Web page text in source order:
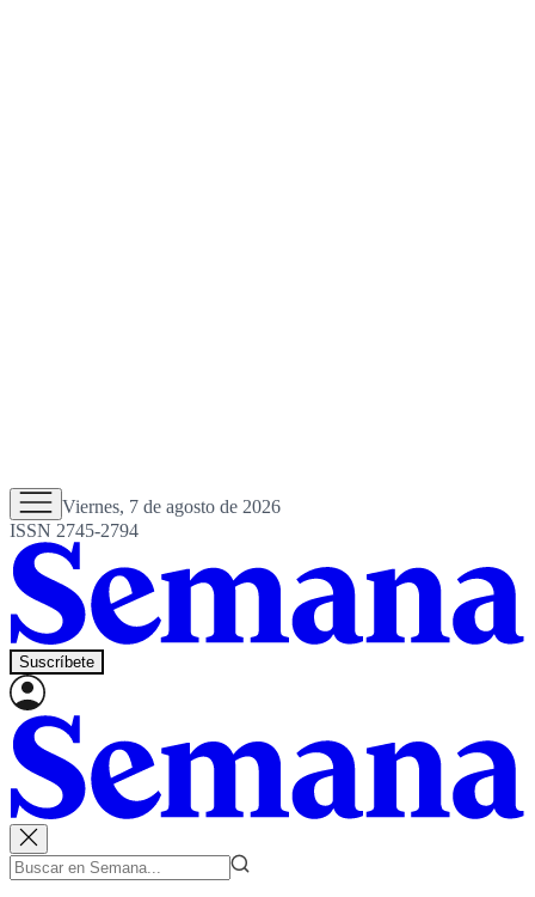
Viernes, 7 de agosto de 2026
ISSN 2745-2794
Suscríbete